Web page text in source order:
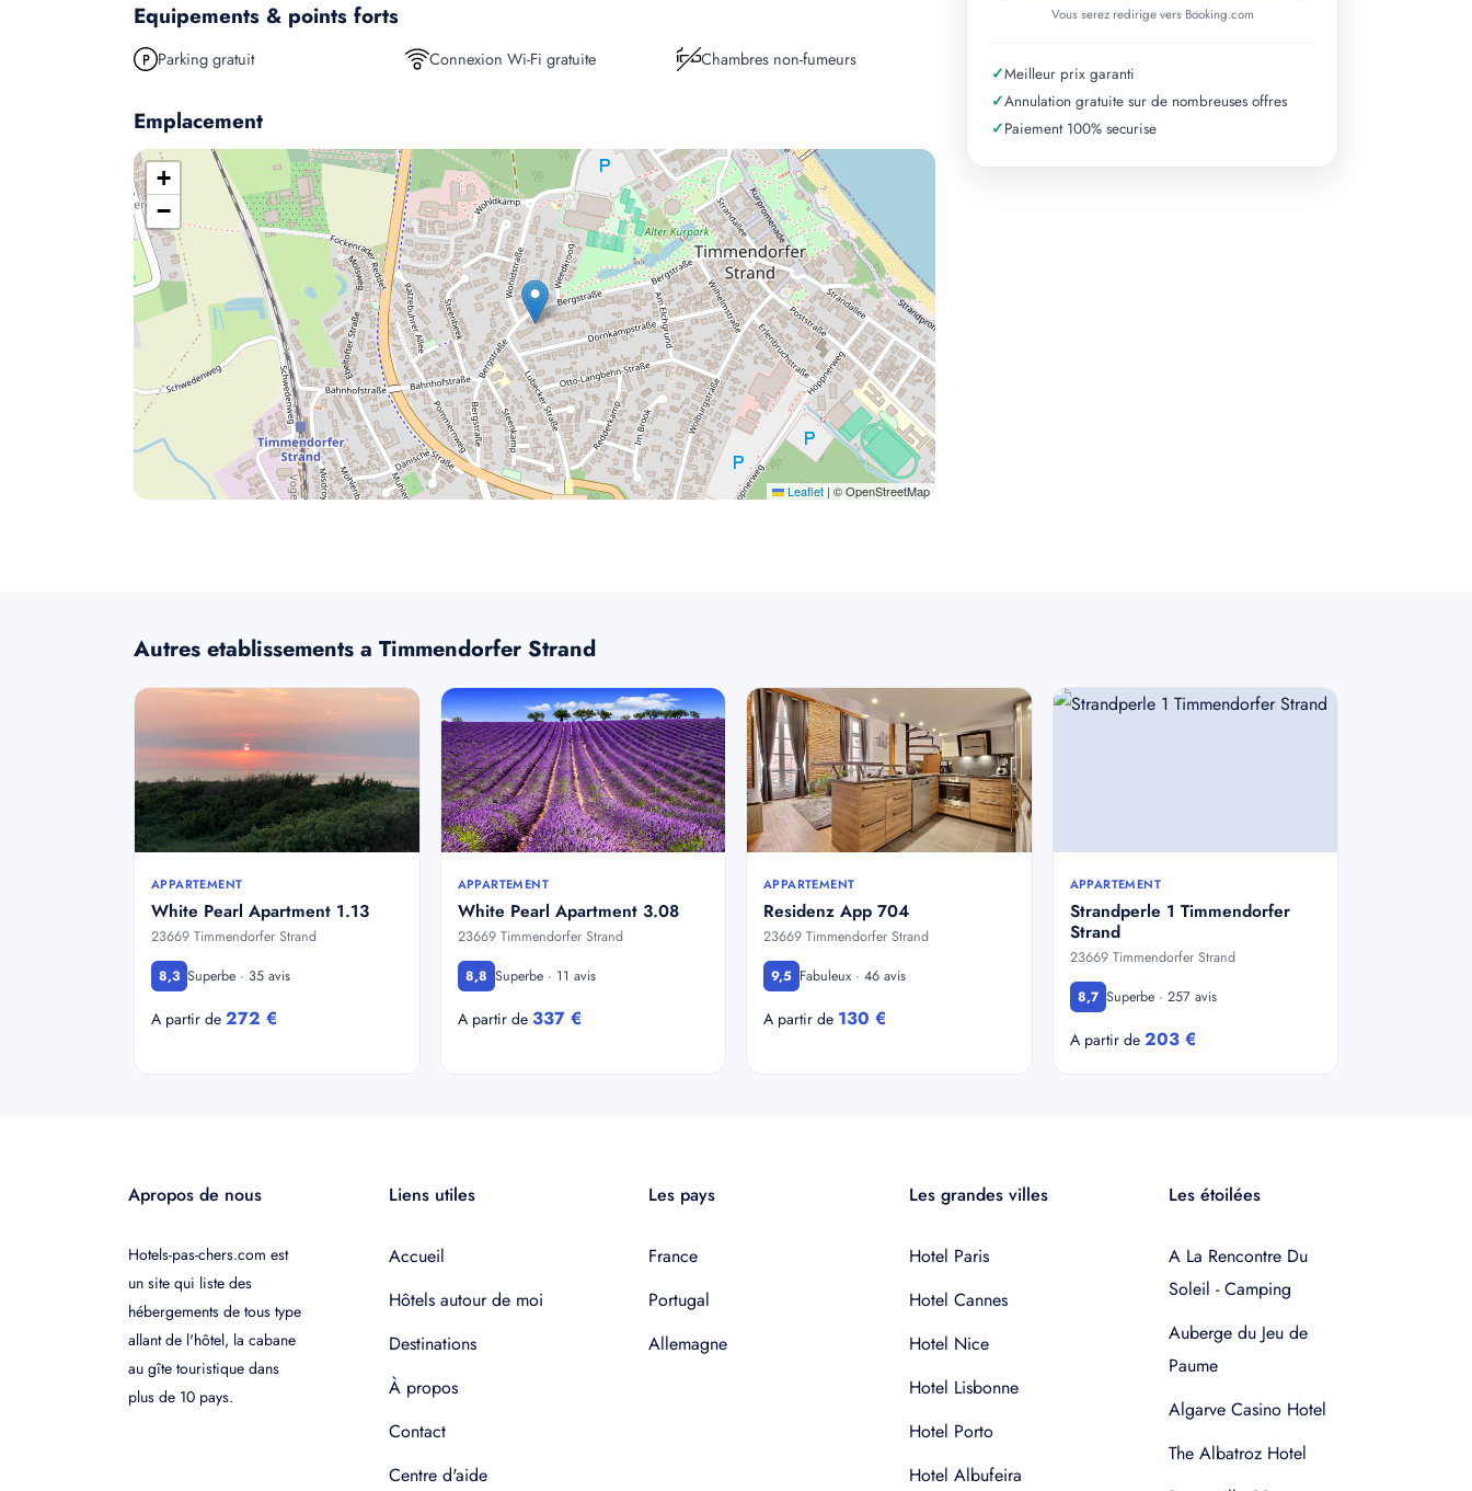
Equipements & points forts
Parking gratuit Connexion Wi-Fi gratuite Chambres non-fumeurs
Emplacement
+
−
Leaflet | © OpenStreetMap
Vous serez redirige vers Booking.com
✓Meilleur prix garanti
✓Annulation gratuite sur de nombreuses offres
✓Paiement 100% securise
Autres etablissements a Timmendorfer Strand
APPARTEMENT
White Pearl Apartment 1.13
23669 Timmendorfer Strand
8,3 Superbe · 35 avis
A partir de 272 €
APPARTEMENT
White Pearl Apartment 3.08
23669 Timmendorfer Strand
8,8 Superbe · 11 avis
A partir de 337 €
APPARTEMENT
Residenz App 704
23669 Timmendorfer Strand
9,5 Fabuleux · 46 avis
A partir de 130 €
APPARTEMENT
Strandperle 1 Timmendorfer
Strand
23669 Timmendorfer Strand
8,7 Superbe · 257 avis
A partir de 203 €
Apropos de nous
Hotels-pas-chers.com est
un site qui liste des
hébergements de tous type
allant de l'hôtel, la cabane
au gîte touristique dans
plus de 10 pays.
Liens utiles
Accueil
Hôtels autour de moi
Destinations
À propos
Contact
Centre d'aide
Les pays
France
Portugal
Allemagne
Les grandes villes
Hotel Paris
Hotel Cannes
Hotel Nice
Hotel Lisbonne
Hotel Porto
Hotel Albufeira
Les étoilées
A La Rencontre Du
Soleil - Camping
Auberge du Jeu de
Paume
Algarve Casino Hotel
The Albatroz Hotel